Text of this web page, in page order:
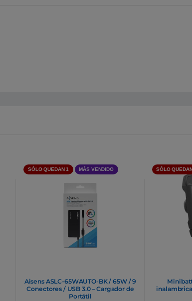
SÓLO QUEDAN 1 MÁS VENDIDO
Aisens ASLC-65WAUTO-BK / 65W / 9
Conectores / USB 3.0 – Cargador de
Portátil
SÓLO